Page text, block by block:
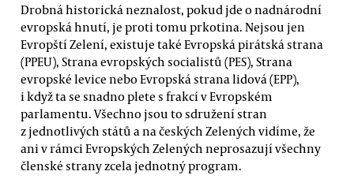
Drobná historická neznalost, pokud jde o nadnárodní
evropská hnutí, je proti tomu prkotina. Nejsou jen
Evropští Zelení, existuje také Evropská pirátská strana
(PPEU), Strana evropských socialistů (PES), Strana
evropské levice nebo Evropská strana lidová (EPP),
i když ta se snadno plete s frakcí v Evropském
parlamentu. Všechno jsou to sdružení stran
z jednotlivých států a na českých Zelených vidíme, že
ani v rámci Evropských Zelených neprosazují všechny
členské strany zcela jednotný program.